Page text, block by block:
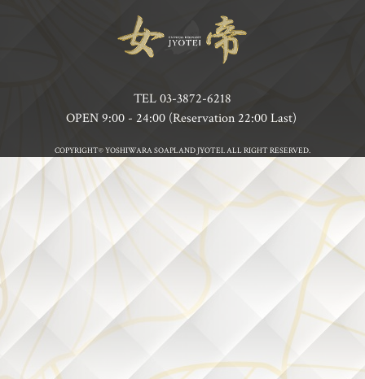
TEL03-3872-6218
OPEN 9:00 - 24:00 (Reservation 22:00 Last)
COPYRIGHT© YOSHIWARA SOAPLAND JYOTEI. ALL RIGHT RESERVED.